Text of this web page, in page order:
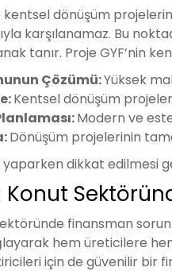
kentsel dönüşüm
karşılanamaz. Bu
tanır. Proje GYF’nin
Çözümü:Yüksek
Kentsel dönüşüm
Modern ve
Dönüşüm projelerinin
yaparken dikkat edilmesi
Konut
finansman
hem üreticilere
için de güvenilir bir